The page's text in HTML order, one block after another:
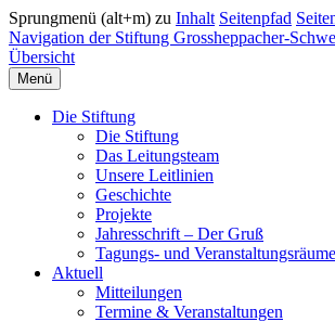
Sprungmenü (alt+m) zu Inhalt Seitenpfad
Navigation der Stiftung Grossheppacher-
Übersicht
Menü
Die Stiftung
Die Stiftung
Das Leitungsteam
Unsere Leitlinien
Geschichte
Projekte
Jahresschrift – Der Gruß
Tagungs- und Veranstaltungsräume
Aktuell
Mitteilungen
Termine & Veranstaltungen